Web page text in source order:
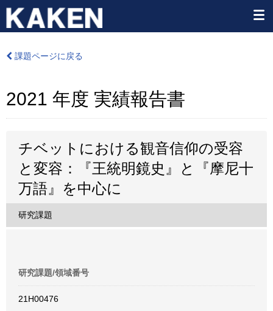
課題ページに戻る
2021 年度 実績報告書
チベットにおける観音信仰の受容
と変容：『王統明鏡史』と『摩尼十
万語』を中心に
研究課題
研究課題/領域番号
21H00476